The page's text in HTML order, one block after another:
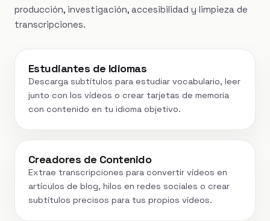
producción, investigación, accesibilidad y limpieza de
transcripciones.
Estudiantes de Idiomas
Descarga subtítulos para estudiar vocabulario, leer
junto con los vídeos o crear tarjetas de memoria
con contenido en tu idioma objetivo.
Creadores de Contenido
Extrae transcripciones para convertir vídeos en
artículos de blog, hilos en redes sociales o crear
subtítulos precisos para tus propios vídeos.